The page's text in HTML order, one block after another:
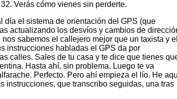
Verás cómo vienes sin perderte.
día el sistema de orientación del GPS (que
actualizando los desvíos y cambios de
sabemos el callejero mejor que un taxista y el
instrucciones habladas el GPS da por
calles. Sales de tu casa y te dice que tienes
Hasta ahí, sin problema. Luego te va
Perfecto. Pero ahí empieza el lío. He
instrucciones, que transcribo seguidas, una tras